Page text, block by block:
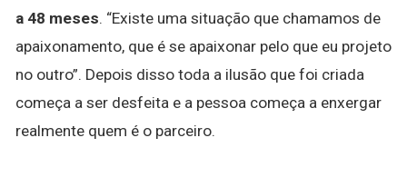
a 48 meses. “Existe uma situação que chamamos de
apaixonamento, que é se apaixonar pelo que eu projeto
no outro”. Depois disso toda a ilusão que foi criada
começa a ser desfeita e a pessoa começa a enxergar
realmente quem é o parceiro.